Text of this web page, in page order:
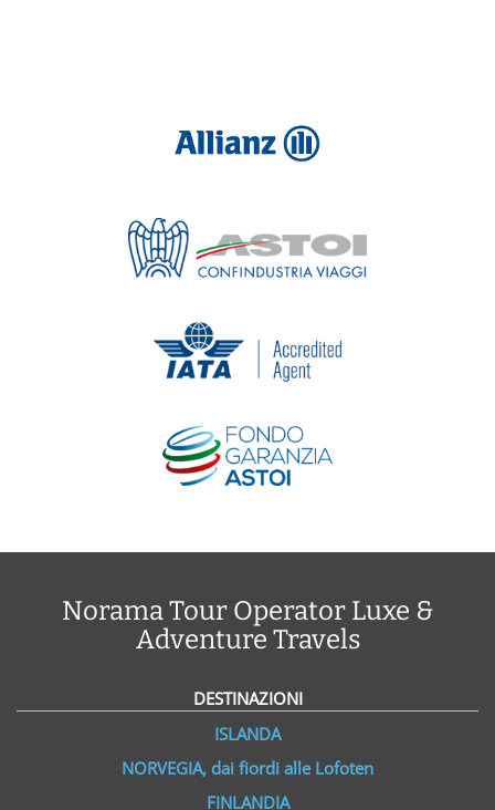
Norama Tour Operator Luxe &
Adventure Travels
DESTINAZIONI
ISLANDA
NORVEGIA, dai fiordi alle Lofoten
FINLANDIA